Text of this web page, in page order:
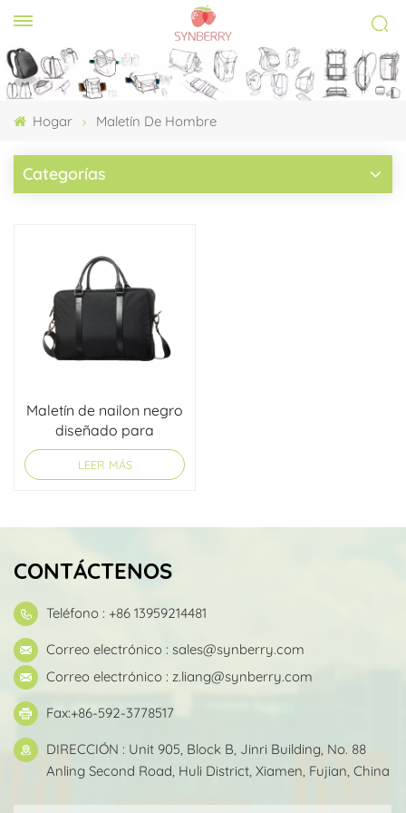
Hogar Maletín De Hombre
Categorías
Maletín de nailon negro
diseñado para
negocios modernos.
LEER MÁS
CONTÁCTENOS
Teléfono : +86 13959214481
Correo electrónico : sales@synberry.com
Correo electrónico : z.liang@synberry.com
Fax:+86-592-3778517
DIRECCIÓN : Unit 905, Block B, Jinri Building, No. 88
Anling Second Road, Huli District, Xiamen, Fujian, China